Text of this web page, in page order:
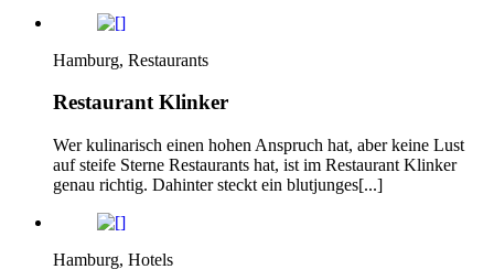
Hamburg, Restaurants
Restaurant Klinker
Wer kulinarisch einen hohen Anspruch hat, aber keine Lust
auf steife Sterne Restaurants hat, ist im Restaurant Klinker
genau richtig. Dahinter steckt ein blutjunges[...]
Hamburg, Hotels